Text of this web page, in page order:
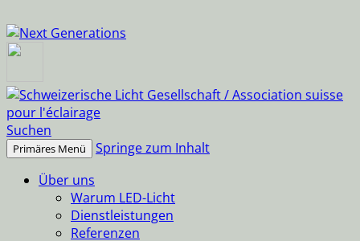
Suchen
Primäres Menü
Springe zum Inhalt
Über uns
Warum LED-Licht
Dienstleistungen
Referenzen